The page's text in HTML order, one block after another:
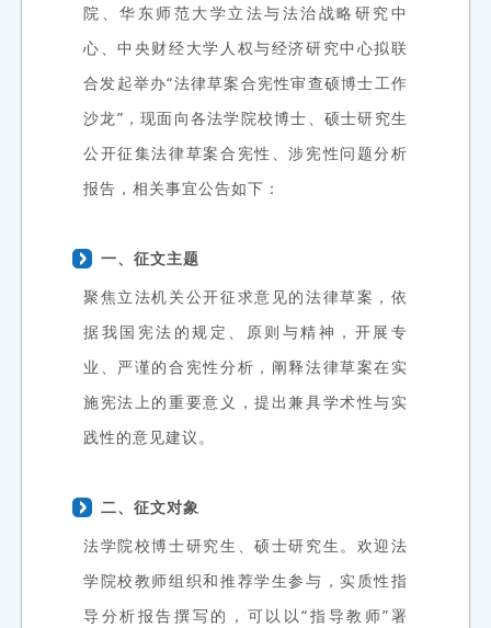
院、华东师范大学立法与法治战略研究中
心、中央财经大学人权与经济研究中心拟联
合发起举办“法律草案合宪性审查硕博士工作
沙龙”，现面向各法学院校博士、硕士研究生
公开征集法律草案合宪性、涉宪性问题分析
报告，相关事宜公告如下：
一、征文主题
聚焦立法机关公开征求意见的法律草案，依
据我国宪法的规定、原则与精神，开展专
业、严谨的合宪性分析，阐释法律草案在实
施宪法上的重要意义，提出兼具学术性与实
践性的意见建议。
二、征文对象
法学院校博士研究生、硕士研究生。欢迎法
学院校教师组织和推荐学生参与，实质性指
导分析报告撰写的，可以以“指导教师”署